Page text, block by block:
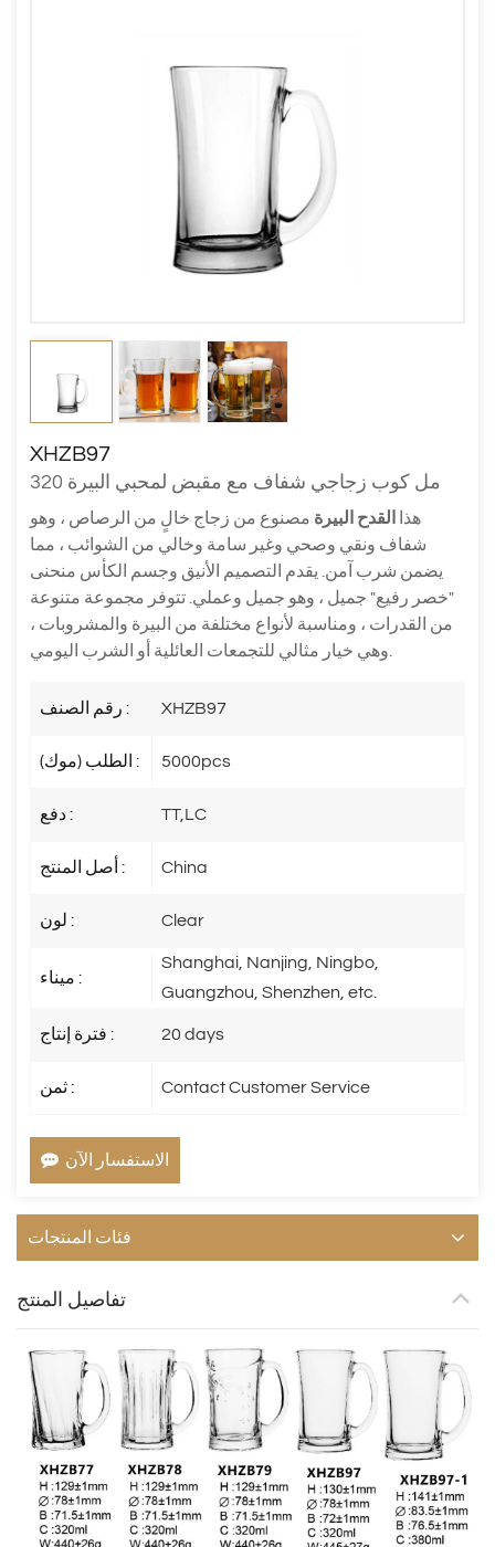
XHZB97
320 مل كوب زجاجي شفاف مع مقبض لمحبي البيرة
هذا القدح البيرة مصنوع من زجاج خالٍ من الرصاص ، وهو
شفاف ونقي وصحي وغير سامة وخالي من الشوائب ، مما
يضمن شرب آمن. يقدم التصميم الأنيق وجسم الكأس منحنى
"خصر رفيع" جميل ، وهو جميل وعملي. تتوفر مجموعة متنوعة
من القدرات ، ومناسبة لأنواع مختلفة من البيرة والمشروبات ،
رقم الصنف : XHZB97
الطلب (موك) : 5000pcs
دفع : TT,LC
أصل المنتج : China
لون : Clear
ميناء :
Shanghai, Nanjing, Ningbo,
Guangzhou, Shenzhen, etc.
فترة إنتاج : 20 days
ثمن : Contact Customer Service
الاستفسار الآن
فئات المنتجات
تفاصيل المنتج